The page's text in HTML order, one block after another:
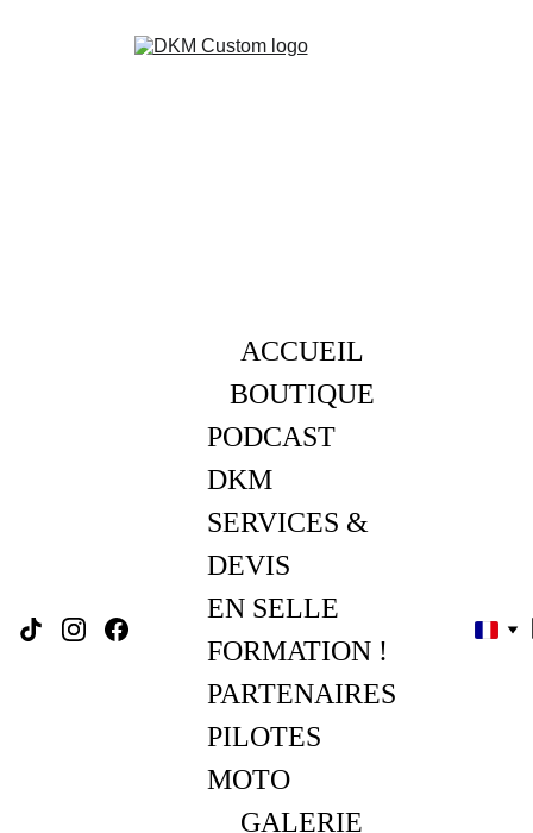
ACCUEIL
BOUTIQUE
PODCAST
DKM
SERVICES &
DEVIS
EN SELLE
FORMATION !
PARTENAIRES
PILOTES
MOTO
GALERIE